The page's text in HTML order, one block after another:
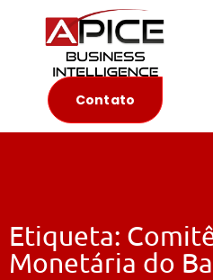
Contato
Etiqueta:
Monetária do